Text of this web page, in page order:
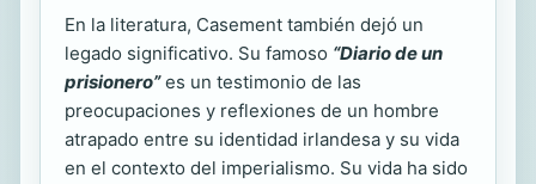
En la literatura, Casement también dejó un
legado significativo. Su famoso “Diario de un
prisionero”es un testimonio de las
preocupaciones y reflexiones de un hombre
atrapado entre su identidad irlandesa y su vida
en el contexto del imperialismo. Su vida ha sido